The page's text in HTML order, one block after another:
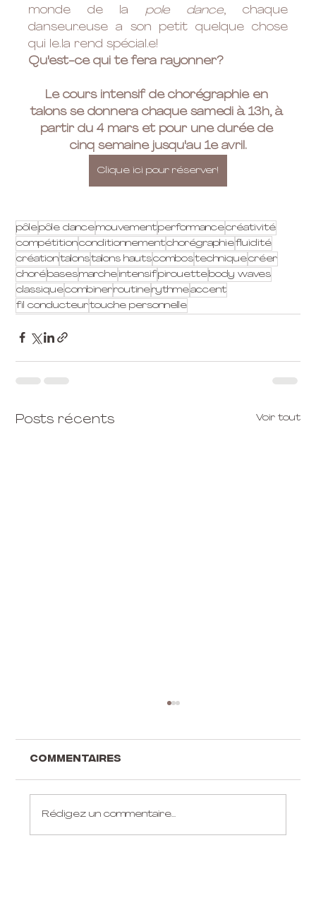
monde de la pole dance, chaque
danseur.euse a son petit quelque chose
qui le.la rend spécial.e!
Qu'est-ce qui te fera rayonner?
Le cours intensif de chorégraphie en
talons se donnera chaque samedi à 13h, à
partir du 4 mars et pour une durée de
cinq semaine jusqu'au 1e avril.
Clique ici pour réserver!
pôlepôle dancemouvementperformancecréativité
compétitionconditionnementchorégraphiefluidité
créationtalonstalons hautscombostechniquecréer
choré basesmarcheintensifpirouette body waves
classiquecombinerroutinerythmeaccent
fil conducteurtouche personnelle
Posts récents Voir tout
Commentaires
Rédigez un commentaire...